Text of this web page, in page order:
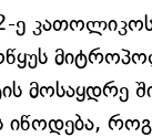
ე
მოსაყდრე
იწოდება,